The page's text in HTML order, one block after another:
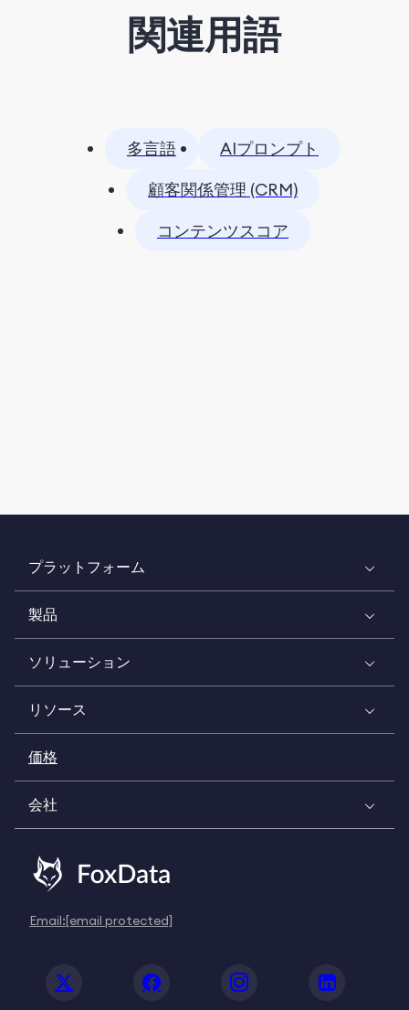
関連用語
多言語
AIプロンプト
顧客関係管理 (CRM)
コンテンツスコア
プラットフォーム
製品
ソリューション
リソース
価格
会社
Email:[email protected]